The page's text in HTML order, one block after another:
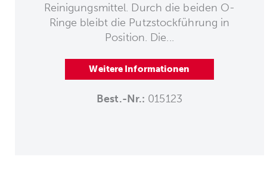
Reinigungsmittel. Durch die beiden O-
Ringe bleibt die Putzstockführung in
Position. Die...
Weitere Informationen
Best.-Nr.: 015123